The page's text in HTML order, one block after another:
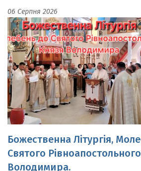
Божественна Літургія,
Володимира.